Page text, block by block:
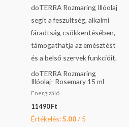
doTERRA Rozmaring
Illóolaj- Rosemary 15 ml
Energizáló
11 490Ft
Értékelés:5.00/ 5